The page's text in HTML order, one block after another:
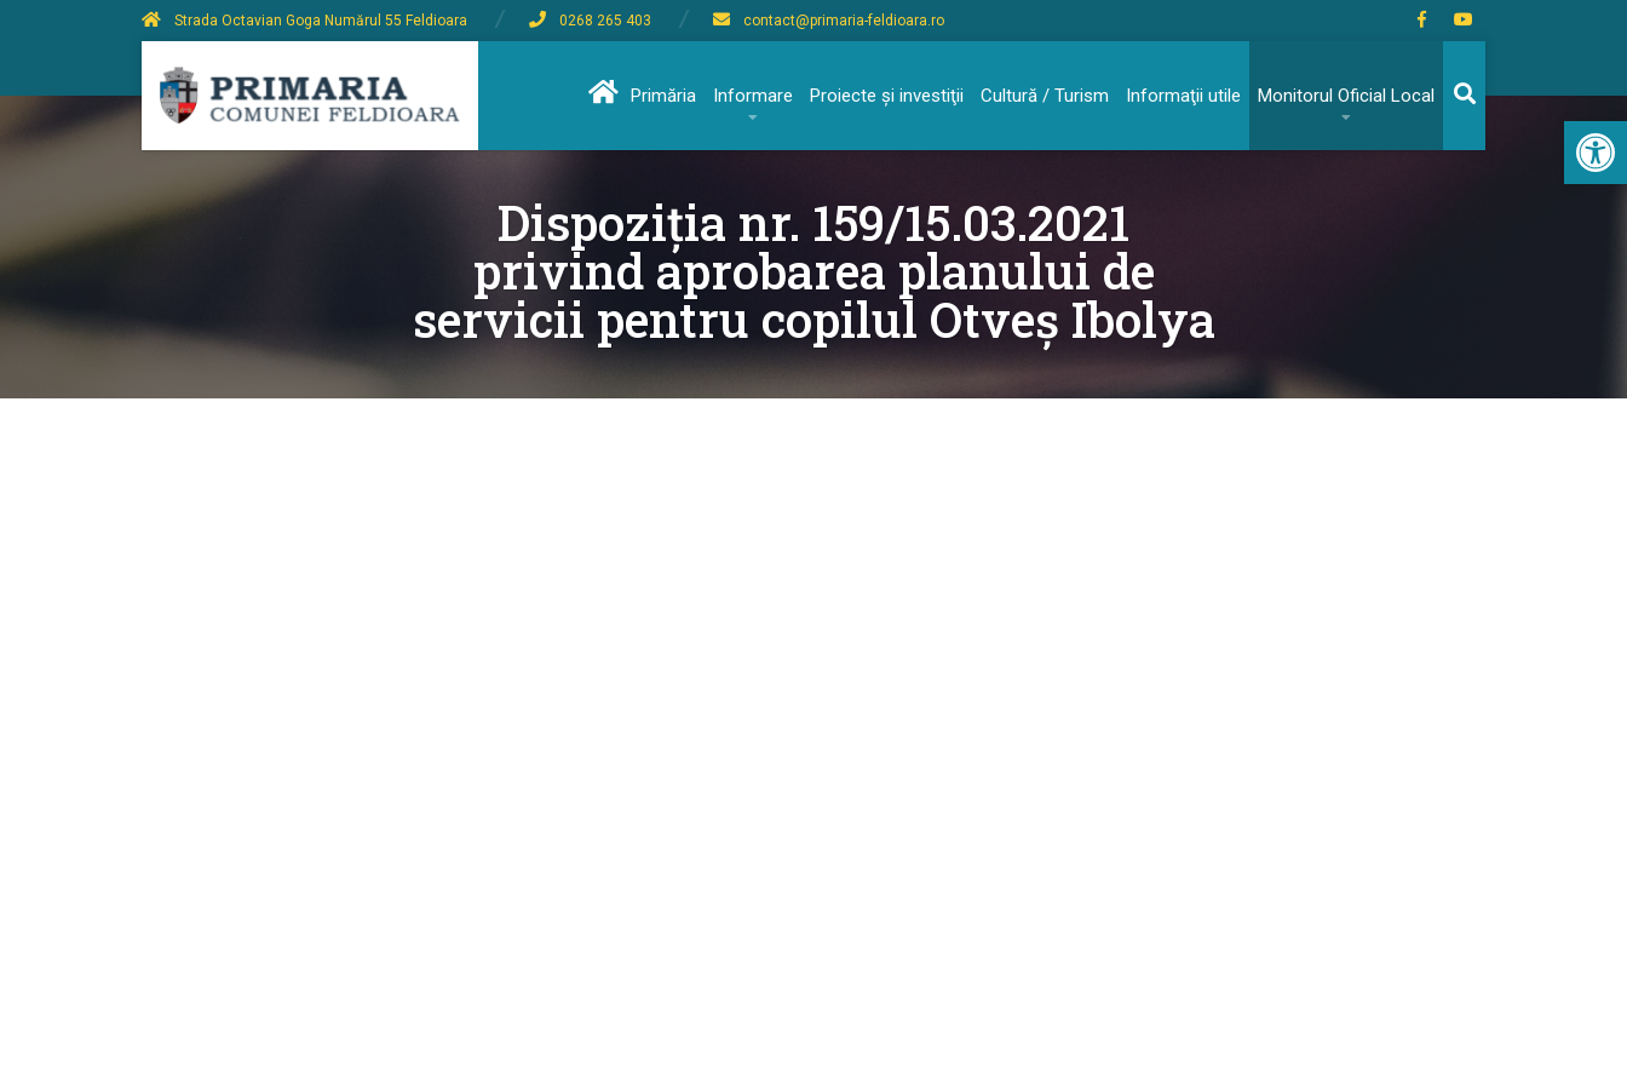
Strada Octavian Goga Numărul 55 Feldioara 0268 265 403 contact@primaria-feldioara.ro
Primăria Informare Proiecte şi investiţii Cultură / Turism Informaţii utile Monitorul Oficial Local
Dispoziția nr. 159/15.03.2021
privind aprobarea planului de
servicii pentru copilul Otveș Ibolya